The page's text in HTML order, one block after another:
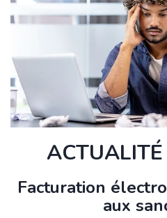
Facturation
aux